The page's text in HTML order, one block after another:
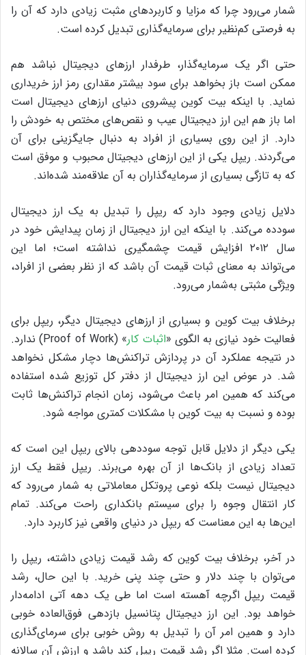
شمار می‌رود چرا که مزایا و کاربردهای مثبت زیادی دارد که آن را
به فرصتی کم‌نظیر برای سرمایه‌گذاری تبدیل کرده است.
حتی اگر یک سرمایه‌گذار، طرفدار ارزهای دیجیتال نباشد هم
ممکن است باز بخواهد برای سود بیشتر مقداری رمز ارز خریداری
نماید. با اینکه بیت کوین پیشروی دنیای ارزهای دیجیتال است
اما باز هم این ارز دیجیتال عیب و نقص‌های مختص به خودش را
دارد. از این روی بسیاری از افراد به دنبال جایگزینی برای آن
می‌گردند. ریپل یکی از این ارزهای دیجیتال محبوب و موفق است
که به تازگی بسیاری از سرمایه‌گذاران به آن علاقه‌مند شده‌اند.
دلایل زیادی وجود دارد که ریپل را تبدیل به یک ارز دیجیتال
سودده می‌کند. با اینکه این ارز دیجیتال از زمان پیدایش خود در
سال ۲۰۱۲ افزایش قیمت چشمگیری نداشته است؛ اما این
می‌تواند به معنای ثبات قیمت آن باشد که از نظر بعضی از افراد،
ویژگی مثبتی به‌شمار می‌رود.
برخلاف بیت کوین و بسیاری از ارزهای دیجیتال دیگر، ریپل برای
فعالیت خود نیازی به الگوی «اثبات کار
» (Proof of Work) ندارد.
در نتیجه عملکرد آن در پردازش‌ تراکنش‌ها دچار مشکل نخواهد
شد. در عوض این ارز دیجیتال از دفتر کل توزیع‌ شده استفاده
می‌کند که همین امر باعث می‌شود، زمان انجام تراکنش‌ها ثابت
بوده و نسبت به بیت کوین با مشکلات کمتری مواجه شود.
یکی دیگر از دلایل قابل توجه سوددهی بالای ریپل این است که
تعداد زیادی از بانک‌ها از آن بهره می‌برند. ریپل فقط یک ارز
دیجیتال نیست بلکه نوعی پروتکل معاملاتی به شمار می‌رود که
کار انتقال وجوه را برای سیستم بانکداری راحت می‌کند. تمام
این‌ها به این معناست که ریپل در دنیای واقعی نیز کاربرد دارد.
در آخر، برخلاف بیت کوین که رشد قیمت زیادی داشته، ریپل را
می‌توان با چند دلار و حتی چند پنی خرید. با این حال، رشد
قیمت ریپل اگرچه آهسته است اما طی یک دهه‌ آتی ادامه‌دار
خواهد بود. این ارز دیجیتال پتانسیل بازدهی فوق‌العاده خوبی
دارد و همین امر آن را تبدیل به روش خوبی برای سرمای‌گذاری
کرده است. مثلا اگر رشد قیمت ریپل کند باشد و ارزش آن سالانه